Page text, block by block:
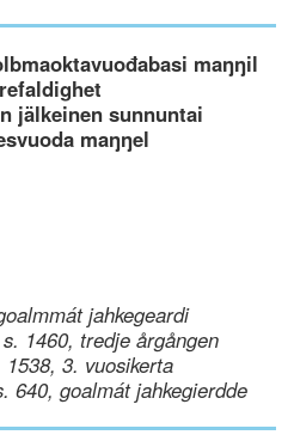
maŋŋil
jälkeinen sunnuntai
maŋŋel
jahkegeardi
1460, tredje årgången
3. vuosikerta
640, goalmát jahkegierdde